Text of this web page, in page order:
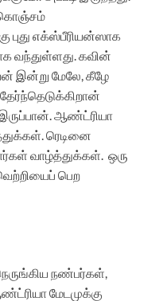
கொஞ்சம்
புது எக்ஸ்பீரியன்ஸாக
வந்துள்ளது. கவின்
இன்று மேலே, கீழே
ஆண்ட்ரியா
ரெடினை
வாழ்த்துக்கள். ஒரு
பெற
நண்பர்கள்,
மேடமுக்கு